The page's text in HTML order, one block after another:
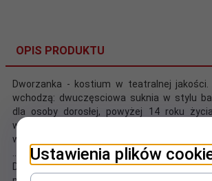
OPIS PRODUKTU
Dworzanka - kostium w teatralnej jakości.
wchodzą: dwuczęsciowa suknia w stylu
dla osoby dorosłej, powyżej 14 roku
wyglądu dokup dodatkowe akcesoria.
wyboru. Materiał: 100% Polyester.
Dzięki dobrej jakości materiałom i idealnie
Ustawienia plików